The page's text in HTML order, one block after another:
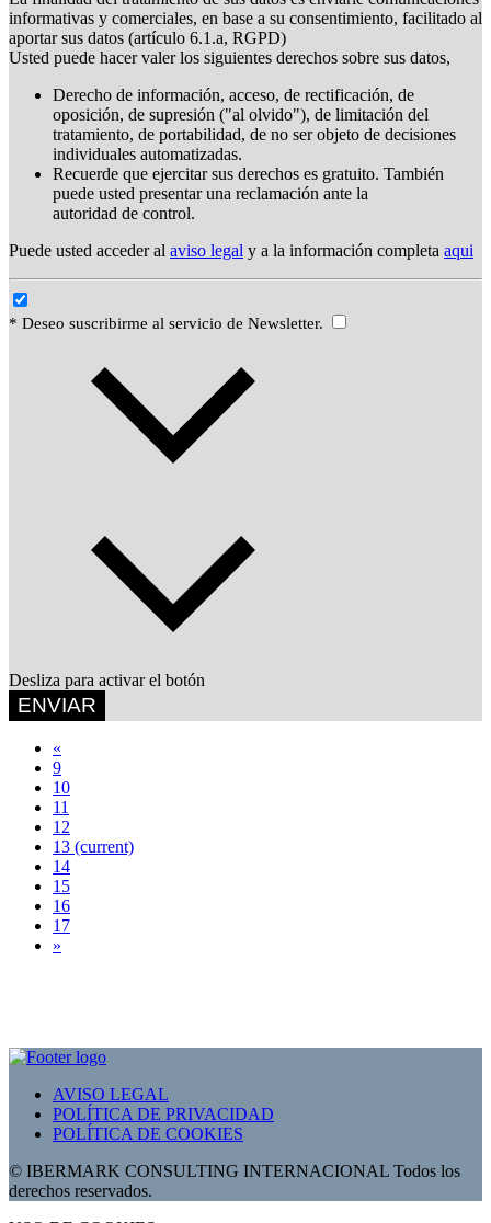
informativas y comerciales, en base a su consentimiento, facilitado al
aportar sus datos (artículo 6.1.a, RGPD)
Usted puede hacer valer los siguientes derechos sobre sus datos,
Derecho de información, acceso, de rectificación, de
oposición, de supresión ("al olvido"), de limitación del
tratamiento, de portabilidad, de no ser objeto de decisiones
individuales automatizadas.
Recuerde que ejercitar sus derechos es gratuito. También
puede usted presentar una reclamación ante la
autoridad de control.
Puede usted acceder al aviso legal y a la información completa aqui
* Deseo suscribirme al servicio de Newsletter.
Desliza para activar el botón
ENVIAR
«
9
10
11
12
13 (current)
14
15
16
17
»
AVISO LEGAL
POLÍTICA DE PRIVACIDAD
POLÍTICA DE COOKIES
© IBERMARK CONSULTING INTERNACIONAL Todos los
derechos reservados.